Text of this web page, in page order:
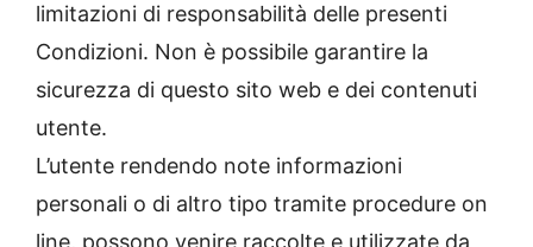
limitazioni di responsabilità delle presenti
Condizioni. Non è possibile garantire la
sicurezza di questo sito web e dei contenuti
utente.
L’utente rendendo note informazioni
personali o di altro tipo tramite procedure on